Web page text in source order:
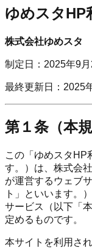
ゆめスタHP
株式会社ゆめスタ
制定日：2025年9月
最終更新日：2025
第１条（本
この「ゆめスタHP
す。）は、株式会
が運営するウェブ
ト」といいます。
サービス（以下「
定めるものです。
本サイトを利用さ